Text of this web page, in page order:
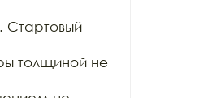
толщиной не